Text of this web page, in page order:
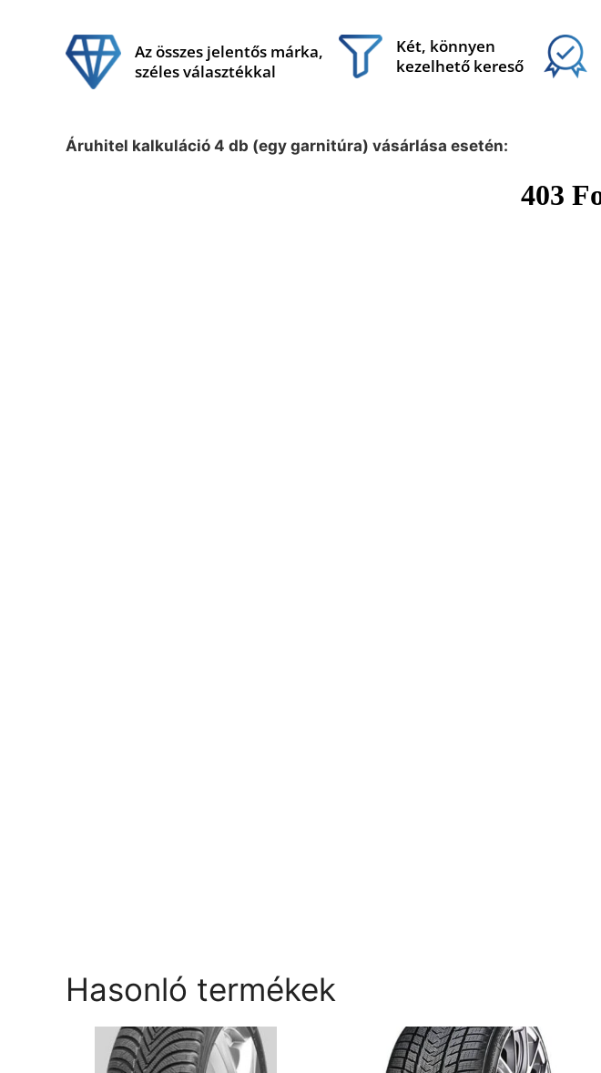
Az összes jelentős márka,
széles választékkal
Két, könnyen
kezelhető kereső
Áruhitel kalkuláció 4 db (egy garnitúra) vásárlása esetén:
Hasonló termékek